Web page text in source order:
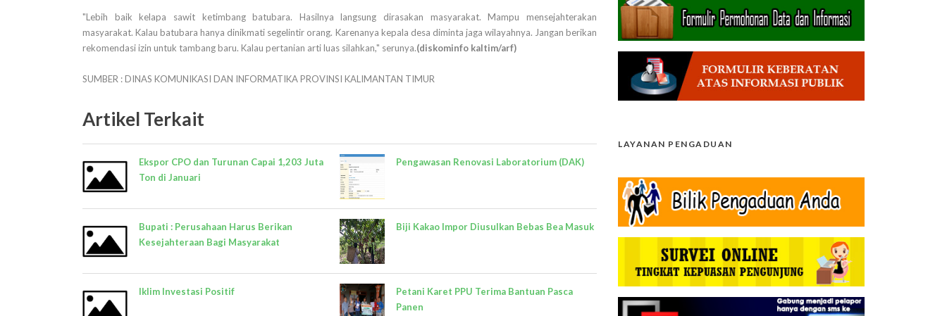
"Lebih baik kelapa sawit ketimbang batubara. Hasilnya langsung dirasakan masyarakat. Mampu mensejahterakan
masyarakat. Kalau batubara hanya dinikmati segelintir orang. Karenanya kepala desa diminta jaga wilayahnya. Jangan berikan
rekomendasi izin untuk tambang baru. Kalau pertanian arti luas silahkan," serunya.(diskominfo kaltim/arf)
SUMBER : DINAS KOMUNIKASI DAN INFORMATIKA PROVINSI KALIMANTAN TIMUR
Artikel Terkait
Ekspor CPO dan Turunan Capai 1,203 Juta
Ton di Januari
Bupati : Perusahaan Harus Berikan
Kesejahteraan Bagi Masyarakat
Iklim Investasi Positif
Pengawasan Renovasi Laboratorium (DAK)
Biji Kakao Impor Diusulkan Bebas Bea Masuk
Petani Karet PPU Terima Bantuan Pasca
Panen
LAYANAN PENGADUAN